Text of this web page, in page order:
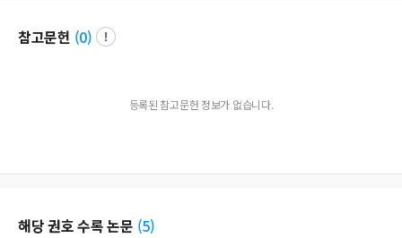
참고문헌 (0)
등록된 참고문헌 정보가 없습니다.
해당 권호 수록 논문 (5)